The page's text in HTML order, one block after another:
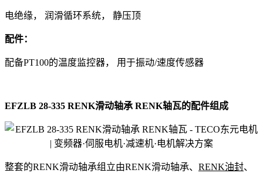
电绝缘， 润滑循环系统， 静压顶
配件：
配备PT100的温度监控器， 用于振动/速度传感器
EFZLB 28-335 RENK滑动轴承 RENK轴瓦的配件组成
整套的RENK滑动轴承组立由RENK滑动轴承、 RENK油封、